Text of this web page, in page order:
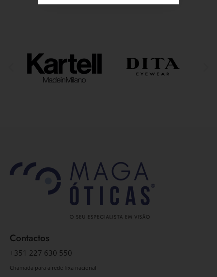
Contactos
+351 227 630 550
Chamada para a rede fixa nacional